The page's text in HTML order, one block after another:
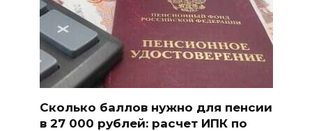
Сколько баллов нужно для пенсии
в 27 000 рублей: расчет ИПК по